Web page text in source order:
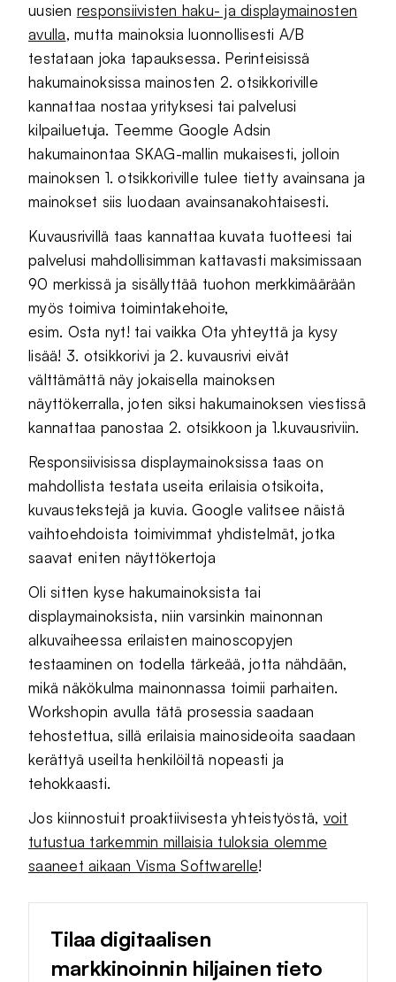
uusien responsiivisten haku- ja displaymainosten
avulla, mutta mainoksia luonnollisesti A/B
testataan joka tapauksessa. Perinteisissä
hakumainoksissa mainosten 2. otsikkoriville
kannattaa nostaa yrityksesi tai palvelusi
kilpailuetuja. Teemme Google Adsin
hakumainontaa SKAG-mallin mukaisesti, jolloin
mainoksen 1. otsikkoriville tulee tietty avainsana ja
mainokset siis luodaan avainsanakohtaisesti.
Kuvausrivillä taas kannattaa kuvata tuotteesi tai
palvelusi mahdollisimman kattavasti maksimissaan
90 merkissä ja sisällyttää tuohon merkkimäärään
myös toimiva toimintakehoite,
esim. Osta nyt! tai vaikka Ota yhteyttä ja kysy
lisää! 3. otsikkorivi ja 2. kuvausrivi eivät
välttämättä näy jokaisella mainoksen
näyttökerralla, joten siksi hakumainoksen viestissä
kannattaa panostaa 2. otsikkoon ja 1.kuvausriviin.
Responsiivisissa displaymainoksissa taas on
mahdollista testata useita erilaisia otsikoita,
kuvaustekstejä ja kuvia. Google valitsee näistä
vaihtoehdoista toimivimmat yhdistelmät, jotka
saavat eniten näyttökertoja
Oli sitten kyse hakumainoksista tai
displaymainoksista, niin varsinkin mainonnan
alkuvaiheessa erilaisten mainoscopyjen
testaaminen on todella tärkeää, jotta nähdään,
mikä näkökulma mainonnassa toimii parhaiten.
Workshopin avulla tätä prosessia saadaan
tehostettua, sillä erilaisia mainosideoita saadaan
kerättyä useilta henkilöiltä nopeasti ja
tehokkaasti.
Jos kiinnostuit proaktiivisesta yhteistyöstä, voit
tutustua tarkemmin millaisia tuloksia olemme
saaneet aikaan Visma Softwarelle!
Tilaa digitaalisen
markkinoinnin hiljainen tieto